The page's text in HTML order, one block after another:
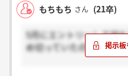
もちもち さん (21卒)
5月にエントリーして何
め切っていたのでしょう